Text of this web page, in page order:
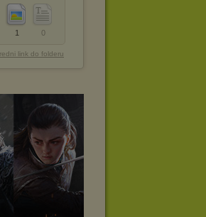
0
1
link do folderu